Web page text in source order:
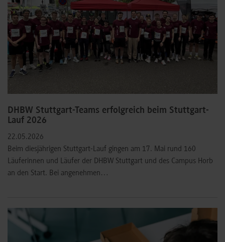
DHBW Stuttgart-Teams erfolgreich beim Stuttgart-
Lauf 2026
22.05.2026
Beim diesjährigen Stuttgart-Lauf gingen am 17. Mai rund 160
Läuferinnen und Läufer der DHBW Stuttgart und des Campus Horb
an den Start. Bei angenehmen…